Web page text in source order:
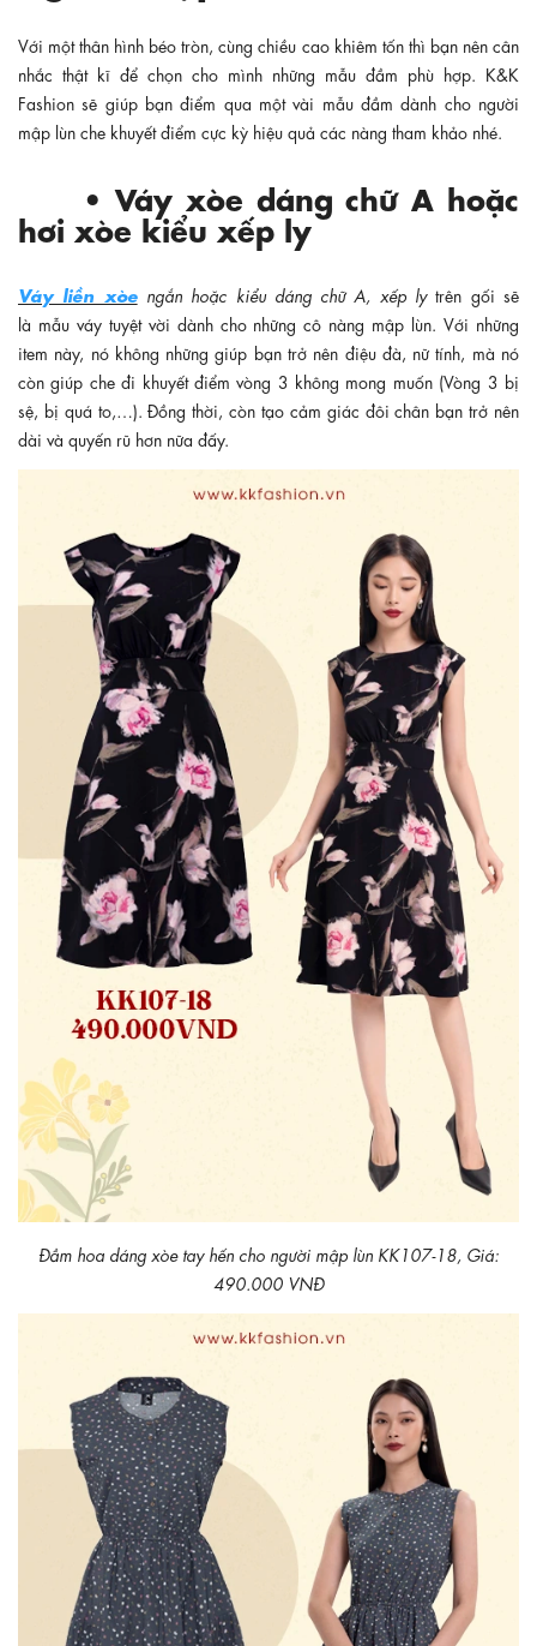
Với một thân hình béo tròn, cùng chiều cao khiêm tốn thì bạn nên cân
nhắc thật kĩ để chọn cho mình những mẫu đầm phù hợp. K&K
Fashion sẽ giúp bạn điểm qua một vài mẫu đầm dành cho người
mập lùn che khuyết điểm cực kỳ hiệu quả các nàng tham khảo nhé.
• Váy xòe dáng chữ A hoặc
hơi xòe kiểu xếp ly
Váy liền xòengắn hoặc kiểu dáng chữ A, xếp lytrên gối sẽ
là mẫu váy tuyệt vời dành cho những cô nàng mập lùn. Với những
item này, nó không những giúp bạn trở nên điệu đà, nữ tính, mà nó
còn giúp che đi khuyết điểm vòng 3 không mong muốn (Vòng 3 bị
sệ, bị quá to,…). Đồng thời, còn tạo cảm giác đôi chân bạn trở nên
dài và quyến rũ hơn nữa đấy.
Đầm hoa dáng xòe tay hến cho người mập lùn KK107-18, Giá:
490.000 VNĐ